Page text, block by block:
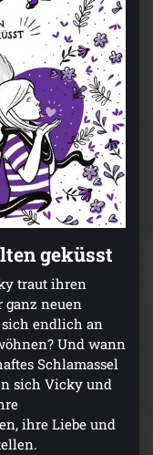
geküsst
traut ihren
ganz neuen
endlich an
Und wann
Schlamassel
sich Vicky und
ihre Liebe und